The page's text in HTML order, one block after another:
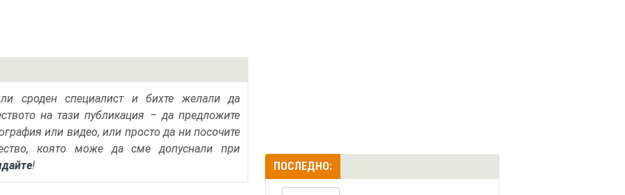
сроден специалист и бихте желали да
на тази публикация – да предложите
или видео, или просто да ни посочите
която може да сме допуснали при
! ПОСЛЕДНО: